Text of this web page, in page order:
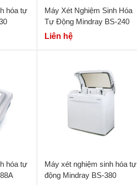
hóa tự
Máy Xét Nghiệm Sinh Hóa
Tự Động Mindray BS-240
Liên hệ
hóa tự
Máy xét nghiệm sinh hóa tự
động Mindray BS-380